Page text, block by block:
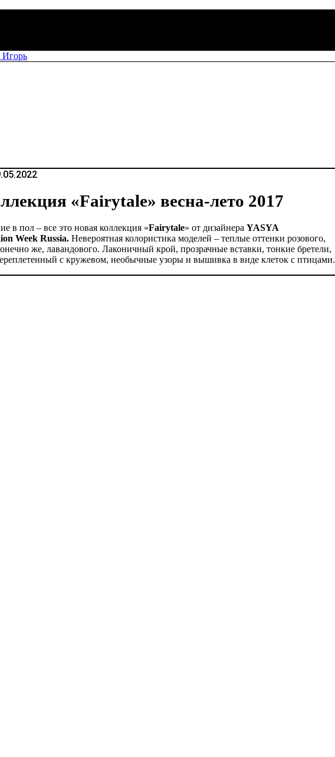
«Fairytale» весна-лето 2017
в пол – все это новая коллекция «Fairytale» от дизайнера YASYA
Week Russia. Невероятная колористика моделей – теплые оттенки розового,
же, лавандового. Лаконичный крой, прозрачные вставки, тонкие бретели,
с кружевом, необычные узоры и вышивка в виде клеток с птицами.